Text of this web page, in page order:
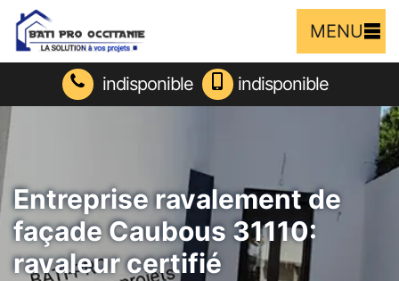
MENU
indisponible indisponible
Entreprise ravalement de
façade Caubous 31110:
ravaleur certifié